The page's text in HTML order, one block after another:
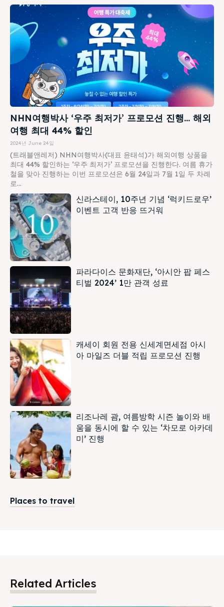
NHN여행박사 ‘우주 최저가’ 프로모션 진행… 해외
여행 최대 44% 할인
2024년 June 24일
(트래블앤레저) NHN여행박사(대표 윤태석)가 해외여행 상품을
최대 44% 할인하는 ‘우주 최저가’ 프로모션을 진행한다. 여름 휴가
철을 맞아 진행하는 이번 프로모션은 6월 24일과 7월 1일 두 차례
로...
신라스테이, 10주년 기념 ‘럭키드로우’
이벤트 고객 반응 뜨거워
파라다이스 문화재단, ‘아시안 팝 페스
티벌 2024’ 1만 관객 성료
캐세이 회원 전용 신세계면세점 아시
아 마일즈 더블 적립 프로모션 진행
리조나레 괌, 여름방학 시즌 놀이와 배
움을 동시에 할 수 있는 ‘차모로 아카데
미’ 진행
Places to travel
Related Articles